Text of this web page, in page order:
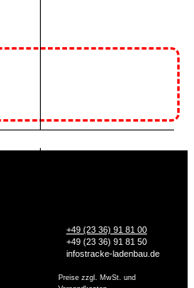
+49 (23 36) 91 81 00
+49 (23 36) 91 81 50
infostracke-ladenbau.de
Preise zzgl. MwSt. und